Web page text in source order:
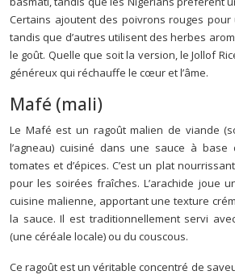
Certains ajoutent des poivrons rouges
tandis que d’autres utilisent des herbes
le goût. Quelle que soit la version, le Jollof
généreux qui réchauffe le cœur et l’âme.
Mafé (mali)
Le Mafé est un ragoût malien de viande
l’agneau) cuisiné dans une sauce à base
tomates et d’épices. C’est un plat
pour les soirées fraîches. L’arachide joue
cuisine malienne, apportant une texture
la sauce. Il est traditionnellement servi
(une céréale locale) ou du couscous.
Ce ragoût est un véritable concentré de